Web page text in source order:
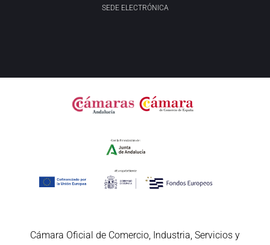
SEDE ELECTRÓNICA
Cámara Oficial de Comercio, Industria, Servicios y